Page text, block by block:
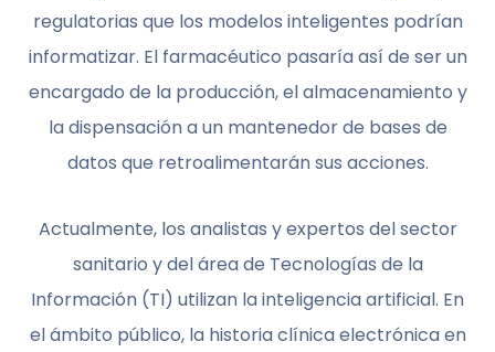
regulatorias que los modelos inteligentes podrían
informatizar. El farmacéutico pasaría así de ser un
encargado de la producción, el almacenamiento y
la dispensación a un mantenedor de bases de
datos que retroalimentarán sus acciones.
Actualmente, los analistas y expertos del sector
sanitario y del área de Tecnologías de la
Información (TI) utilizan la inteligencia artificial. En
el ámbito público, la historia clínica electrónica en